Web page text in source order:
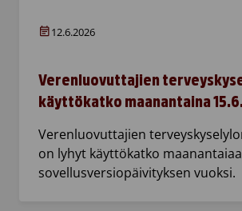
12.6.2026
Verenluovuttajien
käyttökatko maanantaina 15.6.
Verenluovuttajien
on lyhyt käyttökatko
sovellusversiopäivityksen vuoksi.